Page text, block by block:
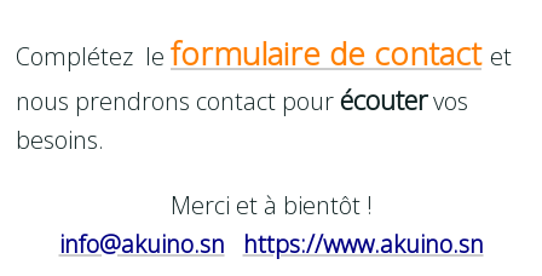
Complétez le formulaire de contact et
nous prendrons contact pourécoutervos
besoins.
Merci et à bientôt !
info@akuino.sn
https://www.akuino.sn